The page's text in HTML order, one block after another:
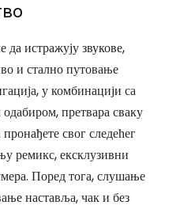
истражују звукове,
и стално путовање
у комбинацији са
претвара сваку
свог следећег
ремикс, ексклузивни
Поред тога, слушање
наставља, чак и без